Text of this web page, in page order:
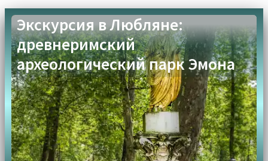
Экскурсия в Любляне:
древнеримский
археологический парк Эмона